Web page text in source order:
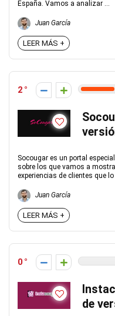
España. Vamos a analizar ...
Juan García
LEER MÁS +
2
Socougar es un portal
sobre los que vamos a
experiencias de clientes que lo
Juan García
LEER MÁS +
0
de